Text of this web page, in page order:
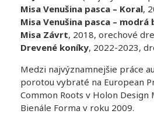
Misa Venušina pasca – Koral,
Misa Venušina pasca – modrá
Misa Závrt, 2018, orechové
Drevené koníky, 2022-2023,
Medzi najvýznamnejšie práce
porotou vybraté na European
Common Roots v Holon Design
Bienále Forma v roku 2009.